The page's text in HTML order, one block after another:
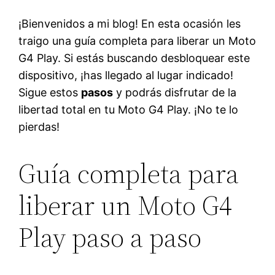
¡Bienvenidos a mi blog! En esta ocasión les
traigo una guía completa para liberar un Moto
G4 Play. Si estás buscando desbloquear este
dispositivo, ¡has llegado al lugar indicado!
Sigue estos pasos y podrás disfrutar de la
libertad total en tu Moto G4 Play. ¡No te lo
pierdas!
Guía completa para
liberar un Moto G4
Play paso a paso